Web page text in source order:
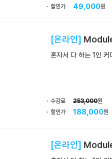
할인가
49,000원
[온라인]
혼자서 다 하는 1인 커
수강료 253,000원
할인가
188,000원
[온라인]